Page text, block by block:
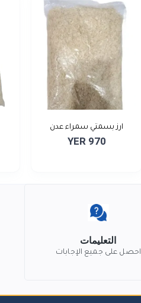
ارز بسمتي سمراء عدن
YER 970
التعليمات
احصل على جميع الإجابات